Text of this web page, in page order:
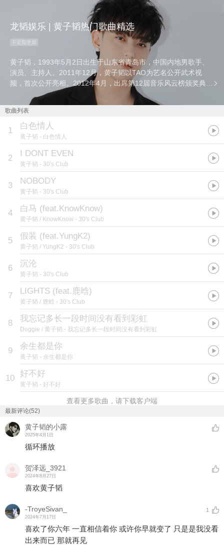
龙韬娱乐 | 黄子韬热门歌曲精选
不定期更新
黄子韬，1993年5月2日出生于山东省青岛市，中国内地男歌手、
演员、主持人。2011年12月，黄子韬以TAO为艺名公开武术视
频，首次公开亮相。2012年4月，出席第12届音乐风云榜颁奖典
礼，正式出道。
歌曲列表
1 白色情人
黄子韬 - 白色情人
2 I DONT EVEN
黄子韬 - 30's Club
3 NOBODY
黄子韬 - 30's Club
4 白马 (feat.KnowKnow)
黄子韬 / KnowKnow - 30's Club
5 假装 (feat.YungK2)
黄子韬 / YungK2 - 30's Club
6 沉沦
黄子韬 - 30's Club
7 LIGHTS (feat.鹿晗)
黄子韬 / 鹿晗 - 30's Club
8 我忘记多长一段时间没有看到彩虹
Doggie / 黄子韬 - 我忘记多长一段时间没有看到彩虹
9 余生都是你
黄子韬 - 余生都是你
10 好不好
黄子韬 - 好不好
查看更多歌曲，请下载客户端
最新评论(52)
黄子韬的小露
2025年4月1日
循环播放
贺泽远_3921
2024年8月27日
喜欢黄子韬
-TroyeSivan_
2024年7月17日
1
喜欢了你六年 一直相信着你 或许你早就变了 只是是我没看
出来而已 那就再见